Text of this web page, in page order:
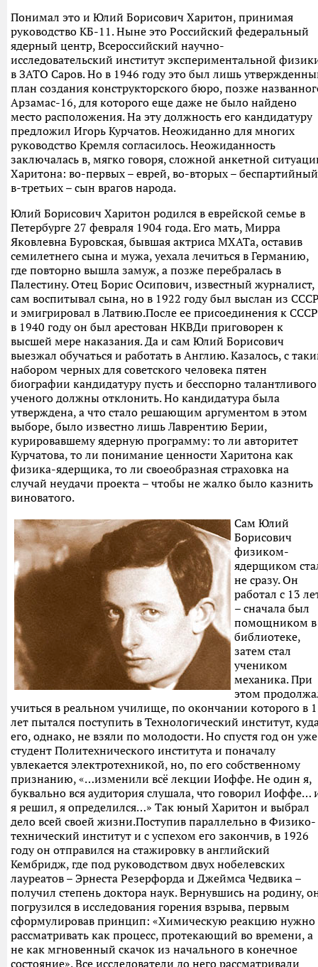
Понимал это и Юлий Борисович Харитон, принимая
руководство КБ-11. Ныне это Российский федеральный
ядерный центр, Всероссийский научно-
исследовательский институт экспериментальной
в ЗАТО Саров. Но в 1946 году это был лишь
план создания конструкторского бюро, позже
Арзамас-16, для которого еще даже не было найдено
место расположения. На эту должность его кандидатуру
предложил Игорь Курчатов. Неожиданно для многих
руководство Кремля согласилось. Неожиданность
заключалась в, мягко говоря, сложной анкетной
Харитона: во-первых – еврей, во-вторых –
в-третьих – сын врагов народа.
Юлий Борисович Харитон родился в еврейской семье в
Петербурге 27 февраля 1904 года. Его мать, Мирра
Яковлевна Буровская, бывшая актриса МХАТа, оставив
семилетнего сына и мужа, уехала лечиться в Германию,
где повторно вышла замуж, а позже перебралась в
Палестину. Отец Борис Осипович, известный журналист,
сам воспитывал сына, но в 1922 году был выслан из
и эмигрировал в Латвию.После ее присоединения к СССР
в 1940 году он был арестован НКВДи приговорен к
высшей мере наказания. Да и сам Юлий Борисович
выезжал обучаться и работать в Англию. Казалось, с
набором черных для советского человека пятен
биографии кандидатуру пусть и бесспорно талантливого
ученого должны отклонить. Но кандидатура была
утверждена, а что стало решающим аргументом в этом
выборе, было известно лишь Лаврентию Берии,
курировавшему ядерную программу: то ли авторитет
Курчатова, то ли понимание ценности Харитона как
физика-ядерщика, то ли своеобразная страховка на
случай неудачи проекта – чтобы не жалко было казнить
виноватого.
Сам Юлий
Борисович
физиком-
ядерщиком
не сразу. Он
работал с 13
– сначала был
помощником в
библиотеке,
затем стал
учеником
механика. При
этом
учиться в реальном училище, по окончании которого в
лет пытался поступить в Технологический институт,
его, однако, не взяли по молодости. Но спустя год он уже
студент Политехнического института и поначалу
увлекается электротехникой, но, по его собственному
признанию, «…изменили всё лекции Иоффе. Не один я,
буквально вся аудитория слушала, что говорил Иоффе…
я решил, я определился…» Так юный Харитон и выбрал
дело всей своей жизни.Поступив параллельно в Физико-
технический институт и с успехом его закончив, в 1926
году он отправился на стажировку в английский
Кембридж, где под руководством двух нобелевских
лауреатов – Эрнеста Резерфорда и Джеймса Чедвика –
получил степень доктора наук. Вернувшись на родину,
погрузился в исследования горения взрыва, первым
сформулировав принцип: «Химическую реакцию нужно
рассматривать как процесс, протекающий во времени, а
не как мгновенный скачок из начального в конечное
состояние». Все исследователи до него рассматривали